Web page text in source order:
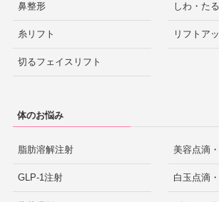
鼻整形
糸リフト
切るフェイスリフト
しわ・た
リフトア
体のお悩み
脂肪溶解注射
GLP-1注射
美容点滴
白玉点滴